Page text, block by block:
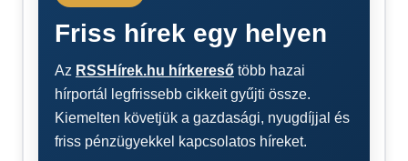
Friss hírek egy helyen
Az RSSHírek.hu hírkereső több hazai
hírportál legfrissebb cikkeit gyűjti össze.
Kiemelten követjük a gazdasági, nyugdíjjal és
friss pénzügyekkel kapcsolatos híreket.